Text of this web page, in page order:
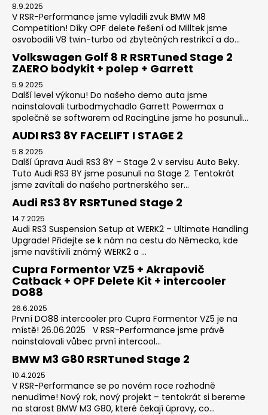
8.9.2025
V RSR-Performance jsme vyladili zvuk BMW M8
Competition! Díky OPF delete řešení od Milltek jsme
osvobodili V8 twin-turbo od zbytečných restrikcí a do...
Volkswagen Golf 8 R RSRTuned Stage 2
ZAERO bodykit + polep + Garrett
5.9.2025
Další level výkonu! Do našeho demo auta jsme
nainstalovali turbodmychadlo Garrett Powermax a
společně se softwarem od RacingLine jsme ho posunuli...
AUDI RS3 8Y FACELIFT I STAGE 2
5.8.2025
Další úprava Audi RS3 8Y – Stage 2 v servisu Auto Beky.
Tuto Audi RS3 8Y jsme posunuli na Stage 2. Tentokrát
jsme zavítali do našeho partnerského ser...
Audi RS3 8Y RSRTuned Stage 2
14.7.2025
Audi RS3 Suspension Setup at WERK2 – Ultimate Handling
Upgrade! Přidejte se k nám na cestu do Německa, kde
jsme navštívili známý WERK2 a ...
Cupra Formentor VZ5 + Akrapovič
Catback + OPF Delete Kit + intercooler
DO88
26.6.2025
První DO88 intercooler pro Cupra Formentor VZ5 je na
místě! 26.06.2025 V RSR-Performance jsme právě
nainstalovali vůbec první intercool...
BMW M3 G80 RSRTuned Stage 2
10.4.2025
V RSR-Performance se po novém roce rozhodně
nenudíme! Nový rok, nový projekt – tentokrát si bereme
na starost BMW M3 G80, které čekají úpravy, co...